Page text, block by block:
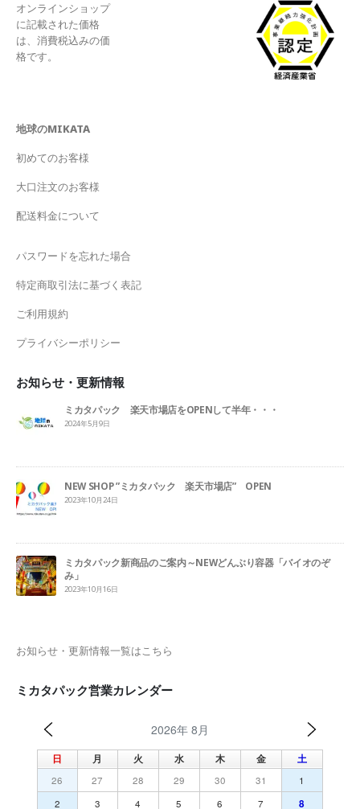
オンラインショップ
に記載された価格
は、消費税込みの価
格です。
地球のMIKATA
初めてのお客様
大口注文のお客様
配送料金について
パスワードを忘れた場合
特定商取引法に基づく表記
ご利用規約
プライバシーポリシー
お知らせ・更新情報
ミカタパック 楽天市場店をOPENして半年・・・
2024年5月9日
NEW SHOP ”ミカタパック 楽天市場店” OPEN
2023年10月24日
ミカタパック新商品のご案内～NEWどんぶり容器「バイオのぞ
み」
2023年10月16日
お知らせ・更新情報一覧はこちら
ミカタパック営業カレンダー
2026年 8月
日 月 火 水 木 金 土
26 27 28 29 30 31
1
2
3 4 5 6 7 8